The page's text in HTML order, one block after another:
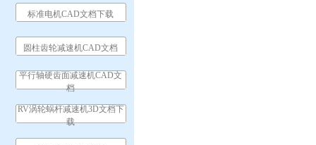
标准电机CAD文档下载
圆柱齿轮减速机CAD文档
平行轴硬齿面减速机CAD文
档
RV涡轮蜗杆减速机3D文档下
载